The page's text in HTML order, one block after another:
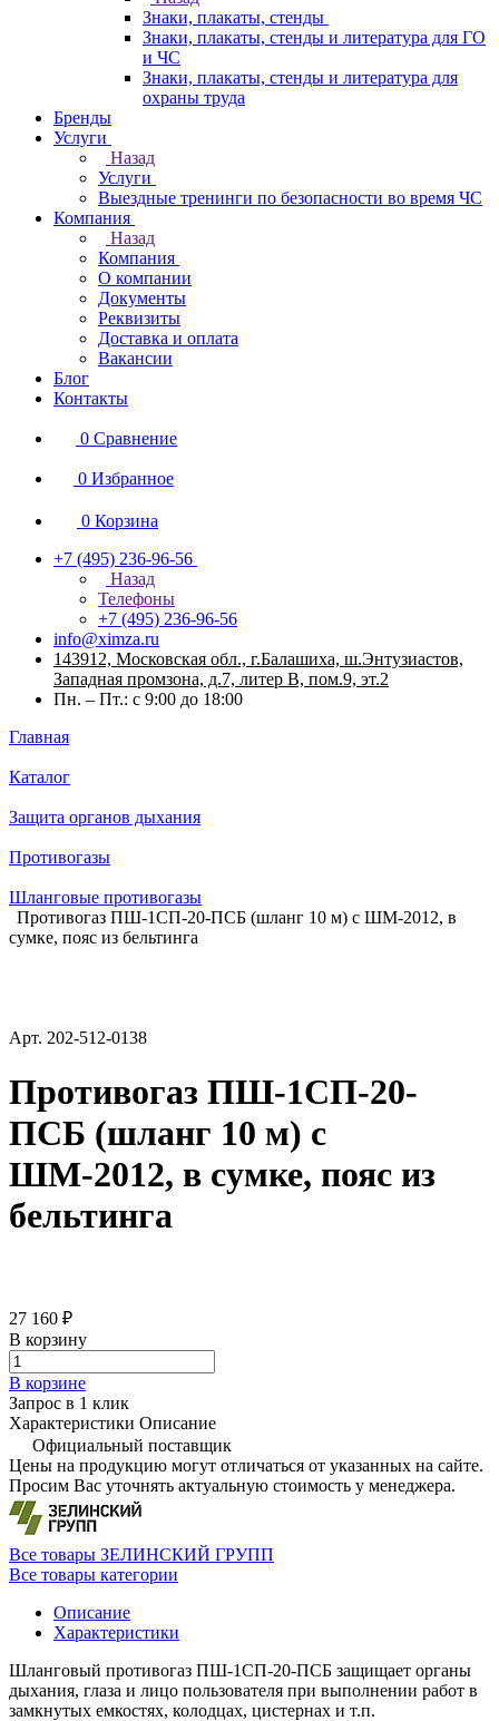
Знаки, плакаты, стенды
Знаки, плакаты, стенды и литература для ГО
и ЧС
Знаки, плакаты, стенды и литература для
охраны труда
Бренды
Услуги
Назад
Услуги
Выездные тренинги по безопасности во время ЧС
Компания
Назад
Компания
О компании
Документы
Реквизиты
Доставка и оплата
Вакансии
Блог
Контакты
0 Сравнение
0 Избранное
0 Корзина
+7 (495) 236-96-56
Назад
Телефоны
+7 (495) 236-96-56
info@ximza.ru
143912, Московская обл., г.Балашиха, ш.Энтузиастов,
Западная промзона, д.7, литер В, пом.9, эт.2
Пн. – Пт.: с 9:00 до 18:00
Главная
Каталог
Защита органов дыхания
Противогазы
Шланговые противогазы
Противогаз ПШ-1СП-20-ПСБ (шланг 10 м) с ШМ-2012, в
сумке, пояс из бельтинга
Арт. 202-512-0138
Противогаз ПШ-1СП-20-
ПСБ (шланг 10 м) с
ШМ-2012, в сумке, пояс из
бельтинга
27 160 ₽
В корзину
В корзине
Запрос в 1 клик
Характеристики Описание
Официальный поставщик
Цены на продукцию могут отличаться от указанных на сайте.
Просим Вас уточнять актуальную стоимость у менеджера.
Все товары ЗЕЛИНСКИЙ ГРУПП
Все товары категории
Описание
Характеристики
Шланговый противогаз ПШ-1СП-20-ПСБ защищает органы
дыхания, глаза и лицо пользователя при выполнении работ в
замкнутых емкостях, колодцах, цистернах и т.п.